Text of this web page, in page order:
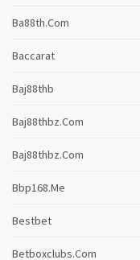
Ba88th.com
Baccarat
Baj88thb
Baj88thbz.com
Baj88thbz.com
Bbp168.me
Bestbet
Betboxclubs.com